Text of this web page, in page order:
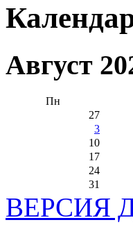
Август
Пн
27
3
10
17
24
31
ВЕРСИЯ